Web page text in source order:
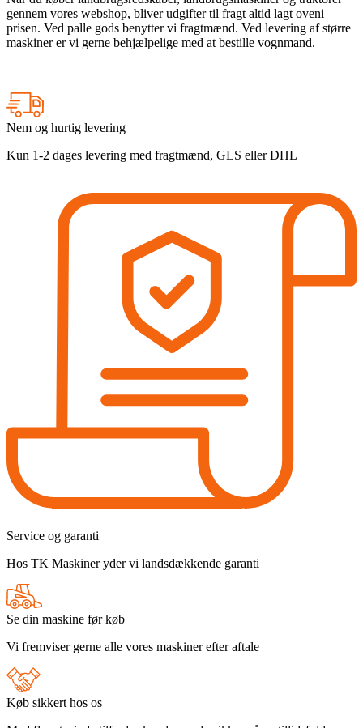
gennem vores webshop, bliver udgifter til fragt altid lagt oveni
prisen. Ved palle gods benytter vi fragtmænd. Ved levering af større
maskiner er vi gerne behjælpelige med at bestille vognmand.
Nem og hurtig levering
Kun 1-2 dages levering med fragtmænd, GLS eller DHL
Service og garanti
Hos TK Maskiner yder vi landsdækkende garanti
Se din maskine før køb
Vi fremviser gerne alle vores maskiner efter aftale
Køb sikkert hos os